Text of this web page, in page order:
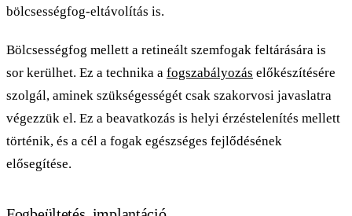
bölcsességfog-eltávolítás is.
Bölcsességfog mellett a retineált szemfogak feltárására is
sor kerülhet. Ez a technika a fogszabályozás előkészítésére
szolgál, aminek szükségességét csak szakorvosi javaslatra
végezzük el. Ez a beavatkozás is helyi érzéstelenítés mellett
történik, és a cél a fogak egészséges fejlődésének
elősegítése.